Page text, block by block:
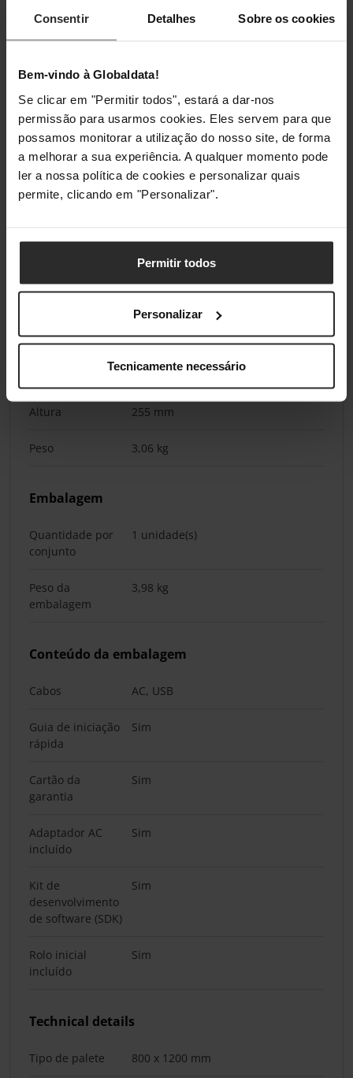
Consentir Detalhes Sobre os cookies
Bem-vindo à Globaldata!
Se clicar em "Permitir todos", estará a dar-nos
permissão para usarmos cookies. Eles servem para que
possamos monitorar a utilização do nosso site, de forma
a melhorar a sua experiência. A qualquer momento pode
ler a nossa política de cookies e personalizar quais
permite, clicando em "Personalizar".
Permitir todos
Personalizar
Tecnicamente necessário
relativa de
(H-H)
Humidade de
não
funcionamento
20 - 85%
Temperatura de
(T-T)
10 - 90 °C
Largura 267 mm
Altura 255 mm
Peso 3,06 kg
Embalagem
Quantidade por
conjunto
1 unidade(s)
Peso da
embalagem
3,98 kg
Conteúdo da embalagem
Cabos AC, USB
Guia de iniciação
rápida
Sim
Cartão da
garantia
Sim
Adaptador AC
incluído
Sim
Kit de
desenvolvimento
de software (SDK)
Sim
Rolo inicial
incluído
Sim
Technical details
Tipo de palete 800 x 1200 mm